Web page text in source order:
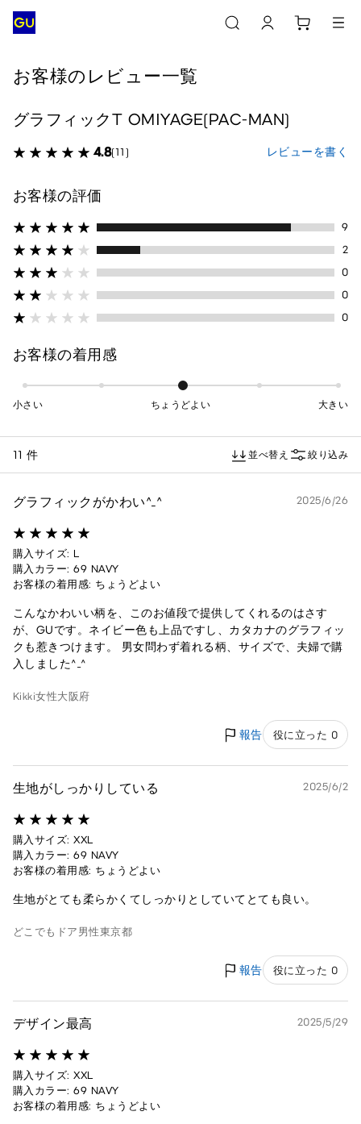
お客様のレビュー一覧
グラフィックT OMIYAGE(PAC-MAN)
4.8(11) レビューを書く
お客様の評価
9
2
0
0
0
お客様の着用感
小さい ちょうどよい 大きい
11 件 並べ替え 絞り込み
グラフィックがかわい^_^ 2025/6/26
購入サイズ: L
購入カラー: 69 NAVY
お客様の着用感: ちょうどよい
こんなかわいい柄を、このお値段で提供してくれるのはさす
が、GUです。ネイビー色も上品ですし、カタカナのグラフィッ
クも惹きつけます。 男女問わず着れる柄、サイズで、夫婦で購
入しました^_^
Kikki女性大阪府
報告 役に立った 0
生地がしっかりしている 2025/6/2
購入サイズ: XXL
購入カラー: 69 NAVY
お客様の着用感: ちょうどよい
生地がとても柔らかくてしっかりとしていてとても良い。
どこでもドア 男性東京都
報告 役に立った 0
デザイン最高 2025/5/29
購入サイズ: XXL
購入カラー: 69 NAVY
お客様の着用感: ちょうどよい